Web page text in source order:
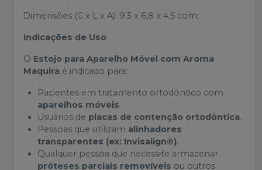
Dimensões (C x L x A): 9,5 x 6,8 x 4,5 com;
Indicações de Uso
O Estojo para Aparelho Móvel com Aroma
Maquira é indicado para:
Pacientes em tratamento ortodôntico com
aparelhos móveis.
Usuários de placas de contenção ortodôntica.
Pessoas que utilizam alinhadores
transparentes (ex: Invisalign®).
Qualquer pessoa que necessite armazenar
próteses parciais removíveis ou outros